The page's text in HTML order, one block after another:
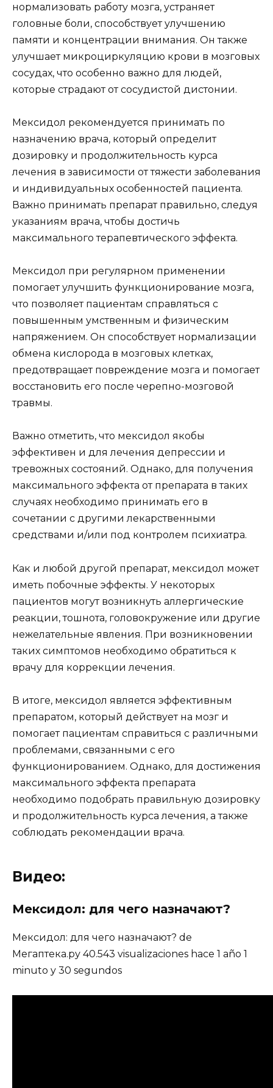
нормализовать работу мозга, устраняет
головные боли, способствует улучшению
памяти и концентрации внимания. Он также
улучшает микроциркуляцию крови в мозговых
сосудах, что особенно важно для людей,
которые страдают от сосудистой дистонии.
Мексидол рекомендуется принимать по
назначению врача, который определит
дозировку и продолжительность курса
лечения в зависимости от тяжести заболевания
и индивидуальных особенностей пациента.
Важно принимать препарат правильно, следуя
указаниям врача, чтобы достичь
максимального терапевтического эффекта.
Мексидол при регулярном применении
помогает улучшить функционирование мозга,
что позволяет пациентам справляться с
повышенным умственным и физическим
напряжением. Он способствует нормализации
обмена кислорода в мозговых клетках,
предотвращает повреждение мозга и помогает
восстановить его после черепно-мозговой
травмы.
Важно отметить, что мексидол якобы
эффективен и для лечения депрессии и
тревожных состояний. Однако, для получения
максимального эффекта от препарата в таких
случаях необходимо принимать его в
сочетании с другими лекарственными
средствами и/или под контролем психиатра.
Как и любой другой препарат, мексидол может
иметь побочные эффекты. У некоторых
пациентов могут возникнуть аллергические
реакции, тошнота, головокружение или другие
нежелательные явления. При возникновении
таких симптомов необходимо обратиться к
врачу для коррекции лечения.
В итоге, мексидол является эффективным
препаратом, который действует на мозг и
помогает пациентам справиться с различными
проблемами, связанными с его
функционированием. Однако, для достижения
максимального эффекта препарата
необходимо подобрать правильную дозировку
и продолжительность курса лечения, а также
соблюдать рекомендации врача.
Видео:
Мексидол: для чего назначают?
Мексидол: для чего назначают? de
Мегаптека.ру 40.543 visualizaciones hace 1 año 1
minuto y 30 segundos